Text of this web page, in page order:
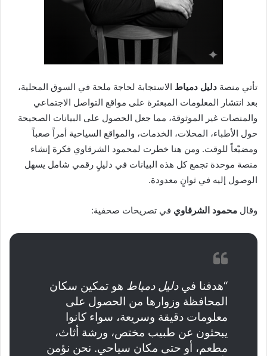
تأتي منصة دليل دمياط الاستجابة لحاجة ملحة في السوق المحلية،
بعد انتشار المعلومات المبعثرة على مواقع التواصل الاجتماعي
والمنصات غير الموثوقة، مما جعل الحصول على البيانات الصحيحة
حول الأطباء، المحلات، الخدمات، والمواقع السياحية أمراً صعباً
ومضيّعاً للوقت. ومن هنا خطرت لمحمود الشرقاوي فكرة إنشاء
منصة موحدة تجمع كل هذه البيانات في دليلٍ رقمي شامل يسهل
الوصول إليه في ثوانٍ معدودة.
وقال محمود الشرقاوي في تصريحات صحفية:
“هدفنا فيدليل دمياط هو تمكين سكان
المحافظة وزوارها من الحصول على
معلومات دقيقة وسريعة، سواء كانوا
يبحثون عن طبيب مختص، ورشة أثاث،
مطعم، أو حتى مكان سياحي. نحن نؤمن